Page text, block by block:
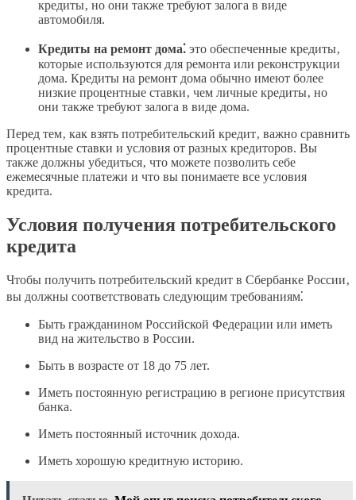
кредиты‚ но они также требуют залога в виде
автомобиля.
Кредиты на ремонт дома⁚ это обеспеченные кредиты‚
которые используются для ремонта или реконструкции
дома. Кредиты на ремонт дома обычно имеют более
низкие процентные ставки‚ чем личные кредиты‚ но
они также требуют залога в виде дома.
Перед тем‚ как взять потребительский кредит‚ важно сравнить
процентные ставки и условия от разных кредиторов. Вы
также должны убедиться‚ что можете позволить себе
ежемесячные платежи и что вы понимаете все условия
кредита.
Условия получения потребительского
кредита
Чтобы получить потребительский кредит в Сбербанке России‚
вы должны соответствовать следующим требованиям⁚
Быть гражданином Российской Федерации или иметь
вид на жительство в России.
Быть в возрасте от 18 до 75 лет.
Иметь постоянную регистрацию в регионе присутствия
банка.
Иметь постоянный источник дохода.
Иметь хорошую кредитную историю.